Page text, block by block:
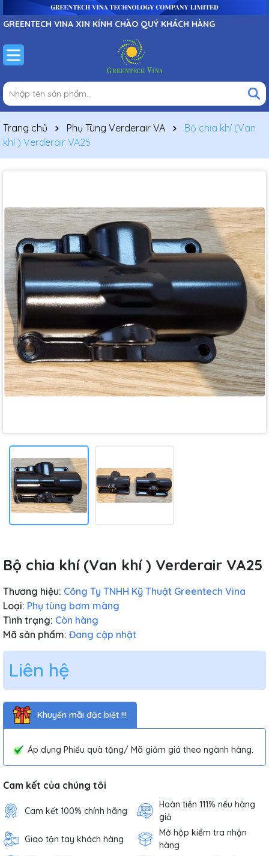
GREENTECH VINA XIN KÍNH CHÀO QUÝ KHÁCH HÀNG
Trang chủ Phụ Tùng Verderair VA
Bộ chia khí (Van
khí ) Verderair VA25
Bộ chia khí (Van khí ) Verderair VA25
Thương hiệu: Công Ty TNHH Kỹ Thuật Greentech Vina
Loại: Phụ tùng bơm màng
Tình trạng: Còn hàng
Mã sản phẩm: Đang cập nhật
Liên hệ
Khuyến mãi đặc biệt !!!
Áp dụng Phiếu quà tặng/ Mã giảm giá theo ngành hàng.
Cam kết của chúng tôi
Cam kết 100% chính hãng
Hoàn tiền 111% nếu hàng
giả
Giao tận tay khách hàng
Mở hộp kiểm tra nhận
hàng